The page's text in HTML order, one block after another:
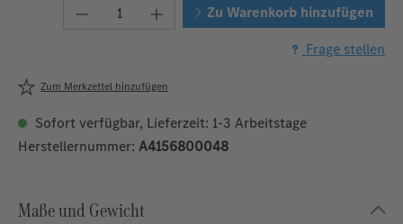
Produkt Anzahl: Gib denZu Warenkorb hinzufügen
Frage stellen
Zum Merkzettel hinzufügen
Sofort verfügbar, Lieferzeit: 1-3 Arbeitstage
Herstellernummer: A4156800048
Maße und Gewicht